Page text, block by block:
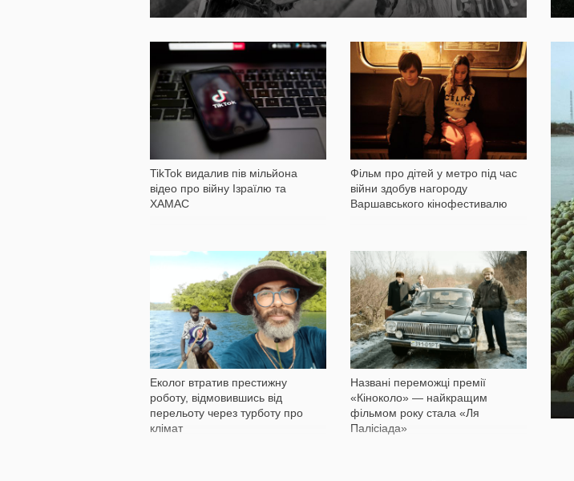
TikTok видалив пів мільйона
відео про війну Ізраїлю та
ХАМАС
572
Фільм про дітей у метро під час
війни здобув нагороду
Варшавського кінофестивалю
898
Еколог втратив престижну
роботу, відмовившись від
перельоту через турботу про
клімат
Названі переможці премії
«Кіноколо» — найкращим
фільмом року стала «Ля
Палісіада»
808